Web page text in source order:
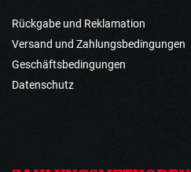
Rückgabe und Reklamation
Versand und Zahlungsbedingungen
Geschäftsbedingungen
Datenschutz